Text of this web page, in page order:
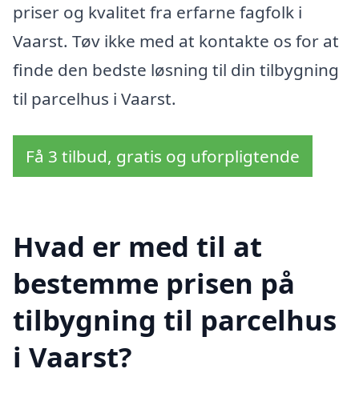
priser og kvalitet fra erfarne fagfolk i
Vaarst. Tøv ikke med at kontakte os for at
finde den bedste løsning til din tilbygning
til parcelhus i Vaarst.
Få 3 tilbud, gratis og uforpligtende
Hvad er med til at
bestemme prisen på
tilbygning til parcelhus
i Vaarst?